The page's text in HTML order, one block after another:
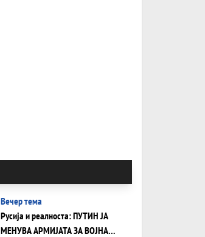
Вечер тема
Русија и реалноста: ПУТИН ЈА
МЕНУВА АРМИЈАТА ЗА ВОЈНА